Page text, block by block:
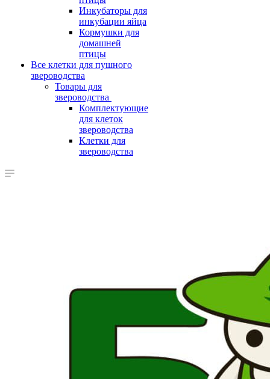
Инкубаторы для
инкубации яйца
Кормушки для
домашней
птицы
Все клетки для пушного
звероводства
Товары для
звероводства
Комплектующие
для клеток
звероводства
Клетки для
звероводства